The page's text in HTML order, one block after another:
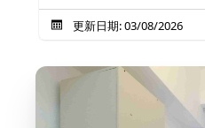
更新日期: 03/08/2026